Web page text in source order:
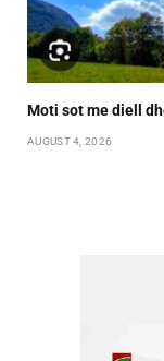
Moti sot me diell
AUGUST 4, 2026